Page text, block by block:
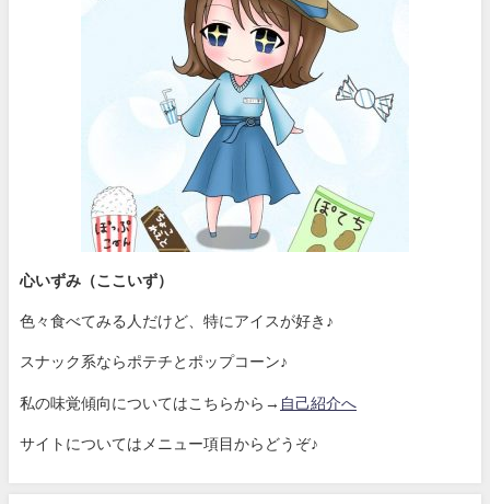
心いずみ（ここいず）
色々食べてみる人だけど、特にアイスが好き♪
スナック系ならポテチとポップコーン♪
私の味覚傾向についてはこちらから→ 自己紹介へ
サイトについてはメニュー項目からどうぞ♪